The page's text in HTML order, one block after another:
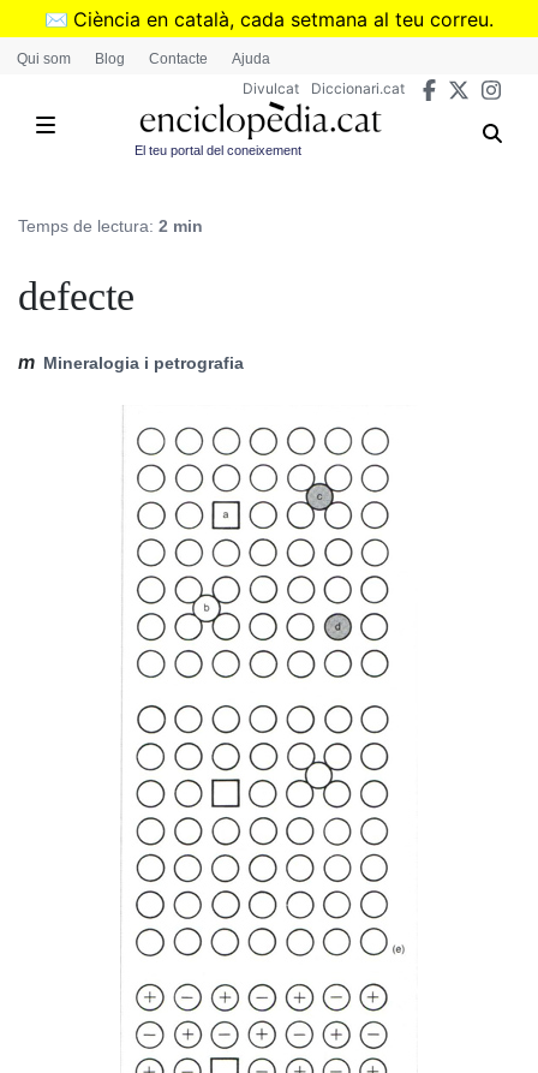
Vés
✉️ Ciència en català, cada setmana al teu correu.
➜Subscriu-te al butlletí de Divulcat
Qui som Blog Contacte Ajuda
Divulcat Diccionari.cat
El teu portal del coneixement
Temps de lectura: 2 min
defecte
m Mineralogia i petrografia